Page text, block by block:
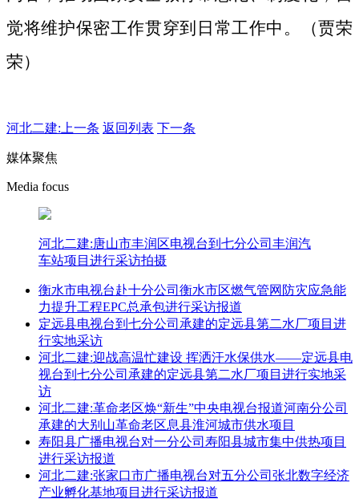
觉将维护保密工作贯穿到日常工作中。（贾荣
荣）
河北二建: 上一条 返回列表 下一条
媒体聚焦
Media focus
河北二建:唐山市丰润区电视台到七分公司丰润汽
车站项目进行采访拍摄
衡水市电视台赴十分公司衡水市区燃气管网防灾应急能
力提升工程EPC总承包进行采访报道
定远县电视台到七分公司承建的定远县第二水厂项目进
行实地采访
河北二建:迎战高温忙建设 挥洒汗水保供水——定远县电
视台到七分公司承建的定远县第二水厂项目进行实地采
访
河北二建:革命老区焕“新生”中央电视台报道河南分公司
承建的大别山革命老区息县淮河城市供水项目
寿阳县广播电视台对一分公司寿阳县城市集中供热项目
进行采访报道
河北二建:张家口市广播电视台对五分公司张北数字经济
产业孵化基地项目进行采访报道